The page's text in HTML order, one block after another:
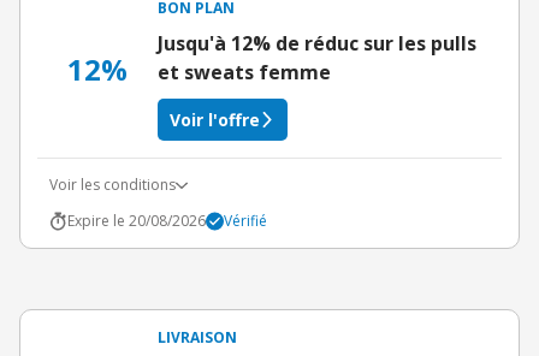
12%
BON PLAN
Jusqu'à 12% de réduc sur les pulls
et sweats femme
Voir l'offre
Voir les conditions
Expire le 20/08/2026
Vérifié
LIVRAISON